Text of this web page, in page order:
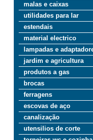
malas e caixas
utilidades para lar
estendais
material electrico
lampadas e
jardim e agricultura
produtos a gas
brocas
ferragens
escovas de aço
canalização
utensilios de corte